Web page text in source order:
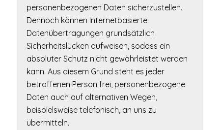
personenbezogenen Daten sicherzustellen.
Dennoch können Internetbasierte
Datenübertragungen grundsätzlich
Sicherheitslücken aufweisen, sodass ein
absoluter Schutz nicht gewährleistet werden
kann. Aus diesem Grund steht es jeder
betroffenen Person frei, personenbezogene
Daten auch auf alternativen Wegen,
beispielsweise telefonisch, an uns zu
übermitteln.